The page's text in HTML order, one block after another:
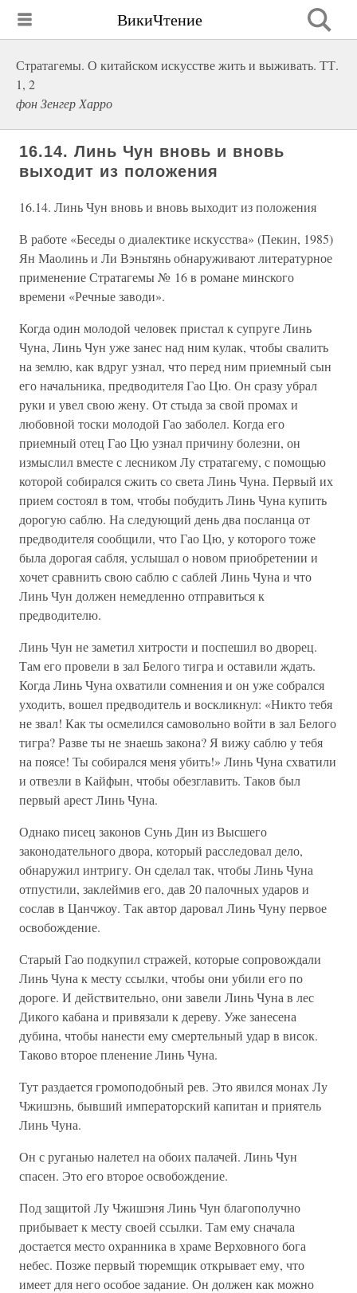
ВикиЧтение
Стратагемы. О китайском искусстве жить и выживать. ТТ.
1, 2
фон Зенгер Харро
16.14. Линь Чун вновь и вновь
выходит из положения
16.14. Линь Чун вновь и вновь выходит из положения
В работе «Беседы о диалектике искусства» (Пекин, 1985)
Ян Маолинь и Ли Вэньтянь обнаруживают литературное
применение Стратагемы № 16 в романе минского
времени «Речные заводи».
Когда один молодой человек пристал к супруге Линь
Чуна, Линь Чун уже занес над ним кулак, чтобы свалить
на землю, как вдруг узнал, что перед ним приемный сын
его начальника, предводителя Гао Цю. Он сразу убрал
руки и увел свою жену. От стыда за свой промах и
любовной тоски молодой Гао заболел. Когда его
приемный отец Гао Цю узнал причину болезни, он
измыслил вместе с лесником Лу стратагему, с помощью
которой собирался сжить со света Линь Чуна. Первый их
прием состоял в том, чтобы побудить Линь Чуна купить
дорогую саблю. На следующий день два посланца от
предводителя сообщили, что Гао Цю, у которого тоже
была дорогая сабля, услышал о новом приобретении и
хочет сравнить свою саблю с саблей Линь Чуна и что
Линь Чун должен немедленно отправиться к
предводителю.
Линь Чун не заметил хитрости и поспешил во дворец.
Там его провели в зал Белого тигра и оставили ждать.
Когда Линь Чуна охватили сомнения и он уже собрался
уходить, вошел предводитель и воскликнул: «Никто тебя
не звал! Как ты осмелился самовольно войти в зал Белого
тигра? Разве ты не знаешь закона? Я вижу саблю у тебя
на поясе! Ты собирался меня убить!» Линь Чуна схватили
и отвезли в Кайфын, чтобы обезглавить. Таков был
первый арест Линь Чуна.
Однако писец законов Сунь Дин из Высшего
законодательного двора, который расследовал дело,
обнаружил интригу. Он сделал так, чтобы Линь Чуна
отпустили, заклеймив его, дав 20 палочных ударов и
сослав в Цанчжоу. Так автор даровал Линь Чуну первое
освобождение.
Старый Гао подкупил стражей, которые сопровождали
Линь Чуна к месту ссылки, чтобы они убили его по
дороге. И действительно, они завели Линь Чуна в лес
Дикого кабана и привязали к дереву. Уже занесена
дубина, чтобы нанести ему смертельный удар в висок.
Таково второе пленение Линь Чуна.
Тут раздается громоподобный рев. Это явился монах Лу
Чжишэнь, бывший императорский капитан и приятель
Линь Чуна.
Он с руганью налетел на обоих палачей. Линь Чун
спасен. Это его второе освобождение.
Под защитой Лу Чжишэня Линь Чун благополучно
прибывает к месту своей ссылки. Там ему сначала
достается место охранника в храме Верховного бога
небес. Позже первый тюремщик открывает ему, что
имеет для него особое задание. Он должен как можно